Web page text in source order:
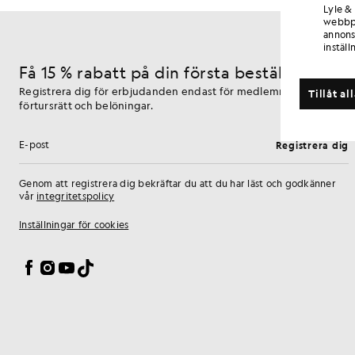
Få 15 % rabatt på din första beställning
Registrera dig för erbjudanden endast för medlemmar,
förtursrätt och belöningar.
E-postadress Registrera dig
Genom att registrera dig bekräftar du att du har läst och godkänner
vår integritetspolicy
Inställningar för cookies
Facebook
Instagram
YouTube
TikTok
Lyle
Tillåt